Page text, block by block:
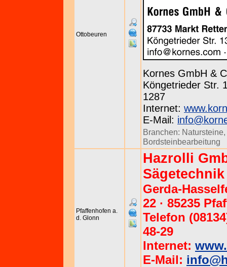
Ottobeuren
Kornes GmbH &
Köngetrieder Str.
1287
Internet:
E-Mail:
Branchen: Natursteine,
Bordsteinbearbeitung
Pfaffenhofen a.
d. Glonn
Hazrolli
Sägetechnik
Gerda-
22 · 85235
Telefon
48-29
Internet:
E-Mail: